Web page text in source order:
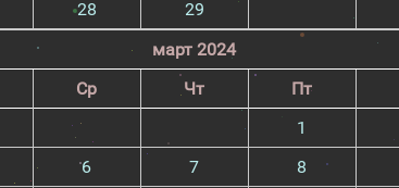
28
29
март 2024
Ср Чт Пт
1
6 7 8